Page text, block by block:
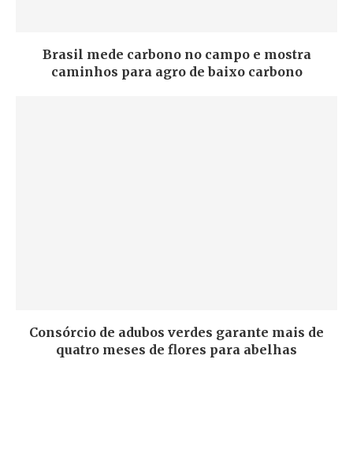
Brasil mede carbono no campo e mostra
caminhos para agro de baixo carbono
Consórcio de adubos verdes garante mais de
quatro meses de flores para abelhas